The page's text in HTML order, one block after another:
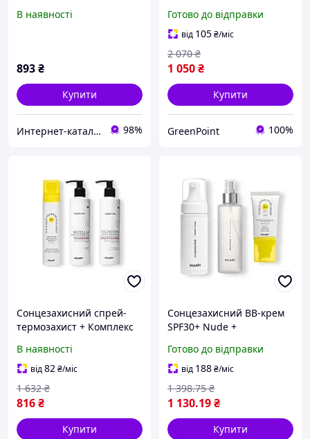
Cream, 40 мл
В наявності
893₴
Купити
Интерн​ет-кат​а​л​ог ск​​и​до​к "GALANTI" 98%
Тонізування
Готово до відправки
від 105₴/міс
1 050₴
2 070 ₴
Купити
GreenPoint 100%
Сонцезахисний спрей-
термозахист + Комплекс
В наявності
від82₴/міс
816₴
1 632 ₴
Купити
Сонцезахисний BB-крем
SPF30+ Nude +
сухою шкірою
Готово до відправки
від 188₴/міс
1 130.19₴
1 398.75 ₴
Купити